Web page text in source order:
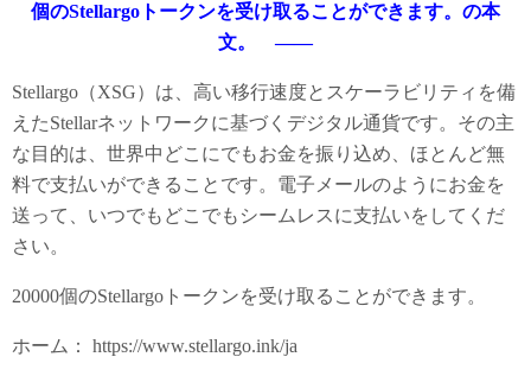
個のStellargoトークンを受け取ることができます。の本
文。 ——
Stellargo（XSG）は、高い移行速度とスケーラビリティを備
えたStellarネットワークに基づくデジタル通貨です。その主
な目的は、世界中どこにでもお金を振り込め、ほとんど無
料で支払いができることです。電子メールのようにお金を
送って、いつでもどこでもシームレスに支払いをしてくだ
さい。
20000個のStellargoトークンを受け取ることができます。
ホーム： https://www.stellargo.ink/ja